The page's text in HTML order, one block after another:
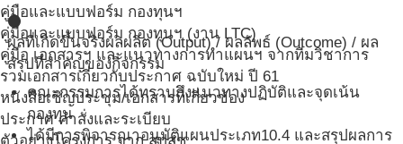
คู่มือและแบบฟอร์ม กองทุนฯ
คู่มือและแบบฟอร์ม กองทุนฯ (งาน LTC)
คู่มือ เอกสารฯ และแนวทางการทำแผนฯ จากทีมวิชาการ
รวมเอกสารเกี่ยวกับประกาศ ฉบับใหม่ ปี 61
หนังสือเชิญประชุม/เอกสารที่เกี่ยวข้อง
ประกาศ คำสั่งและระเบียบ
ตัวอย่างโครงการ จาก สปสช.
circle
ผลที่เกิดขึ้นจริงผลผลิต (Output) / ผลลัพธ์ (Outcome) / ผล
สรุปที่สำคัญของกิจกรรม
คณะกรรมการได้ทราบถึงแนวทางปฏิบัติและจุดเน้น
กองทุน
ได้มีการพิจารณาอนุมัติแผนประเภท10.4 และสรุปผลการ